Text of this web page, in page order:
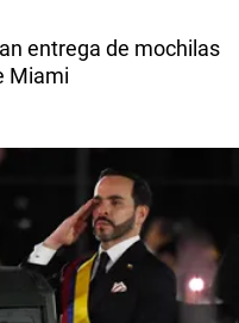
entrega de mochilas
Miami